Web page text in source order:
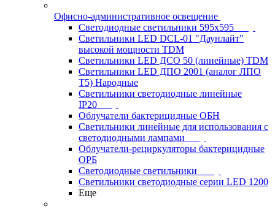
Офисно-административное освещение
Светодиодные светильники 595x595
Светильники LED DCL-01 "Даунлайт"
высокой мощности TDM
Светильники LED ДСО 50 (линейные) TDM
Светильники LED ДПО 2001 (аналог ЛПО
Т5) Народные
Светильники светодиодные линейные
IP20
Облучатели бактерицидные ОБН
Светильники линейные для использования с
светодиодными лампами
Облучатели-рециркуляторы бактерицидные
ОРБ
Светодиодные светильники
Светильники светодиодные серии LED 1200
Еще